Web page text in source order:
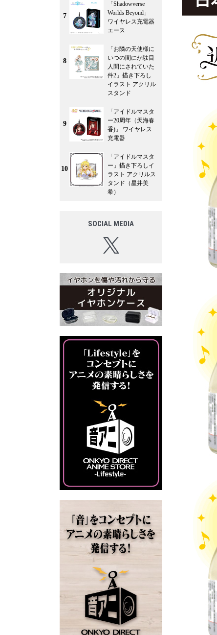
7
「Shadowverse
Worlds Beyond」
ワイヤレス充電器
エース
8
「お隣の天使様に
いつの間にか駄目
人間にされていた
件2」描き下ろし
イラスト アクリル
スタンド
9
「アイドルマスタ
ー20周年（天海春
香)」 ワイヤレス
充電器
10
「アイドルマスタ
ー」描き下ろしイ
ラスト アクリルス
タンド（星井美
希）
SOCIAL MEDIA